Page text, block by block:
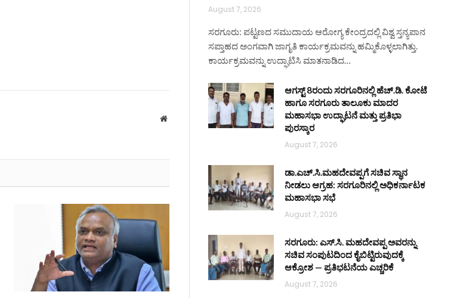
Website
August 7, 2026
ಸರಗೂರು: ಪಟ್ಟಣದ ಸಮುದಾಯ ಆರೋಗ್ಯ ಕೇಂದ್ರದಲ್ಲಿ ವಿಶ್ವ ಸ್ತನ್ಯಪಾನ
ಸಪ್ತಾಹದ ಅಂಗವಾಗಿ ಜಾಗೃತಿ ಕಾರ್ಯಕ್ರಮವನ್ನು ಹಮ್ಮಿಕೊಳ್ಳಲಾಗಿತ್ತು.
ಕಾರ್ಯಕ್ರಮವನ್ನು ಉದ್ಘಾಟಿಸಿ ಮಾತನಾಡಿದ…
ಆಗಸ್ಟ್ 8ರಂದು ಸರಗೂರಿನಲ್ಲಿ ಹೆಚ್.ಡಿ. ಕೋಟೆ
ಹಾಗೂ ಸರಗೂರು ತಾಲೂಕು ಮಾದರ
ಮಹಾಸಭಾ ಉದ್ಘಾಟನೆ ಮತ್ತು ಪ್ರತಿಭಾ
ಪುರಸ್ಕಾರ
August 7, 2026
ಡಾ.ಎಚ್.ಸಿ.ಮಹದೇವಪ್ಪಗೆ ಸಚಿವ ಸ್ಥಾನ
ನೀಡಲು ಆಗ್ರಹ: ಸರಗೂರಿನಲ್ಲಿ ಅಧಿಕರ್ನಾಟಕ
ಮಹಾಸಭಾ ಸಭೆ
August 7, 2026
ಸರಗೂರು: ಎಸ್.ಸಿ. ಮಹದೇವಪ್ಪ ಅವರನ್ನು
ಸಚಿವ ಸಂಪುಟದಿಂದ ಕೈಬಿಟ್ಟಿರುವುದಕ್ಕೆ
ಆಕ್ರೋಶ — ಪ್ರತಿಭಟನೆಯ ಎಚ್ಚರಿಕೆ
August 7, 2026